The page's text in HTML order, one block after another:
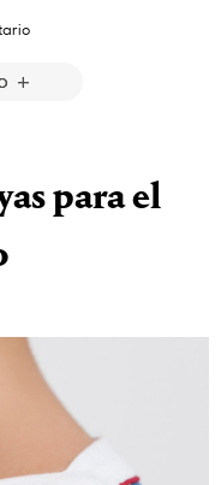
para el